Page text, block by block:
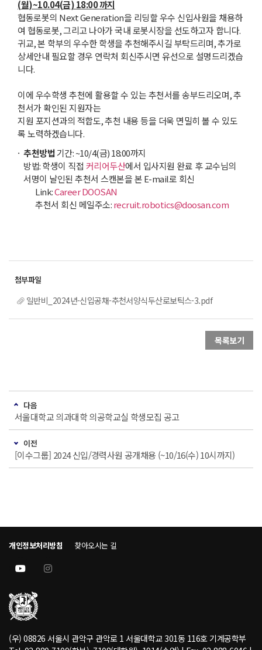
(월)~10.04(금) 18:00까지
협동로봇의 Next Generation을 리딩할 우수 신입사원을 채용하
여 협동로봇,그리고 나아가 국내 로봇시장을 선도하고자 합니다.
귀교,본 학부의 우수한 학생을 추천해주시길 부탁드리며,추가로
상세안내 필요할 경우 연락처 회신주시면 유선으로 설명드리겠습
니다.
이에 우수학생 추천에 활용할 수 있는 추천서를 송부드리오며,추
천서가 확인된 지원자는
지원 포지션과의 적합도,추천 내용 등을 더욱 면밀히 볼 수 있도
록 노력하겠습니다.
추천방법기간:~10/4(금) 18:00까지
방법:학생이 직접 커리어두산에서 입사지원 완료 후 교수님의
서명이 날인된 추천서 스캔본을 본E-mail로 회신
Link:Career DOOSAN
추천서 회신 메일주소:recruit.robotics@doosan.com
일반비_2024년-신입공채-추천서양식두산로보틱스-3.pdf
목록보기
다음
서울대학교 의과대학 의공학교실 학생모집 공고
이전
[이수그룹] 2024 신입/경력사원 공개채용 (~10/16(수) 10시까지)
개인정보처리방침 찾아오시는 길
(우) 08826 서울시 관악구 관악로 1 서울대학교 301동 116호 기계공학부